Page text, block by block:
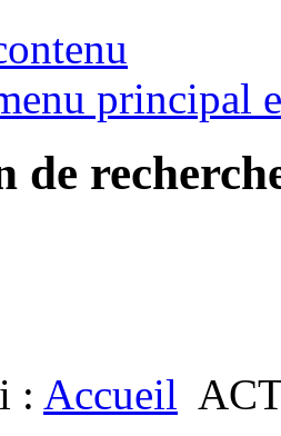
principal
de
: Accueil